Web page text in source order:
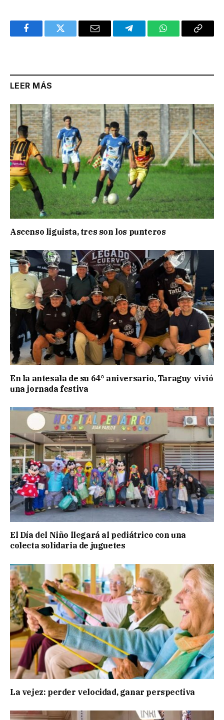
FacebookTwitter Email TelegramWhatsAppCopy
LEER MÁS
Ascenso liguista, tres son los punteros
En la antesala de su 64° aniversario, Taraguy vivió
una jornada festiva
El Día del Niño llegará al pediátrico con una
colecta solidaria de juguetes
La vejez: perder velocidad, ganar perspectiva